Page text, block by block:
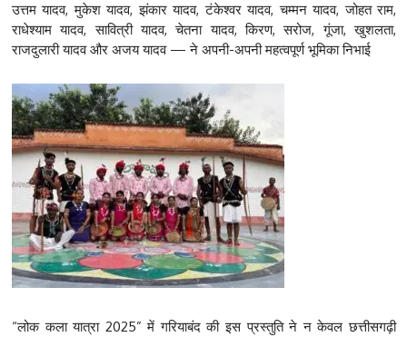
उत्तम यादव, मुकेश यादव, झंकार यादव, टंकेश्वर यादव, चम्मन यादव, जोहत राम,
राधेश्याम यादव, सावित्री यादव, चेतना यादव, किरण, सरोज, गूंजा, खुशलता,
राजदुलारी यादव और अजय यादव — ने अपनी-अपनी महत्वपूर्ण भूमिका निभाई
“लोक कला यात्रा 2025” में गरियाबंद की इस प्रस्तुति ने न केवल छत्तीसगढ़ी